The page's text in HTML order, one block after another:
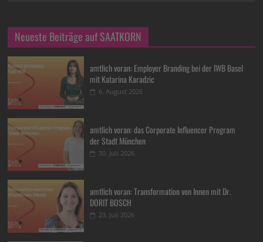
Neueste Beiträge auf SAATKORN
amtlich voran: Employer Branding bei der IWB Basel
mit Katarina Karadzic
6. August 2026
amtlich voran: das Corporate Influencer Program
der Stadt München
30. Juli 2026
amtlich voran: Transformation von Innen mit Dr.
DORIT BOSCH
23. Juli 2026